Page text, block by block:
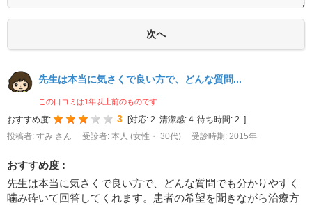
先生は本当に気さくで良い方で、どんな質問...
この口コミは1年以上前のものです
おすすめ度: 3 対応: 2 清潔感: 4 待ち時間: 2
投稿者: すみ さん
受診者: 本人 (女性・ 30代) 受診時期: 2015年
おすすめ度 :
先生は本当に気さくで良い方で、どんな質問でも分かりやすく
噛み砕いて回答してくれます。患者の希望を聞きながら治療方